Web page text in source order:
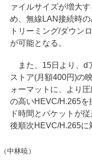
ァイルサイズが増大す
め、無線LAN接続時の
トリーミング/ダウン
が可能となる。
また、15日より、d
ストア(月額400円)の
ォーマットに、より
の高いHEVC/H.265を
ド時間とパケットが
後順次HEVC/H.265に
（中林暁）